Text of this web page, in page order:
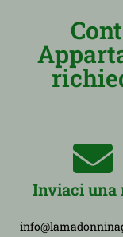
Inviaci una